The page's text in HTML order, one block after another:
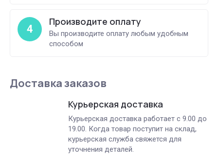
4
Производите оплату
Вы производите оплату любым удобным
способом
Доставка заказов
Курьерская доставка
Курьерская доставка работает с 9.00 до
19.00. Когда товар поступит на склад,
курьерская служба свяжется для
уточнения деталей.